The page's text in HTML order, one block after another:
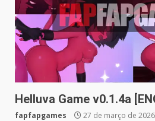
Helluva Game v0.1.4a
fapfapgames 27 de março de 2026